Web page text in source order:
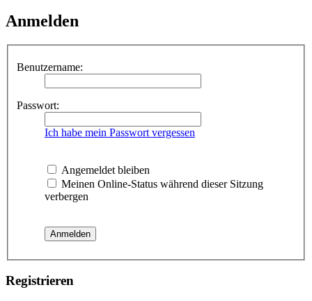
Anmelden
Benutzername:
Passwort:
Ich habe mein Passwort vergessen
Angemeldet bleiben
Meinen Online-Status während dieser Sitzung
verbergen
Registrieren